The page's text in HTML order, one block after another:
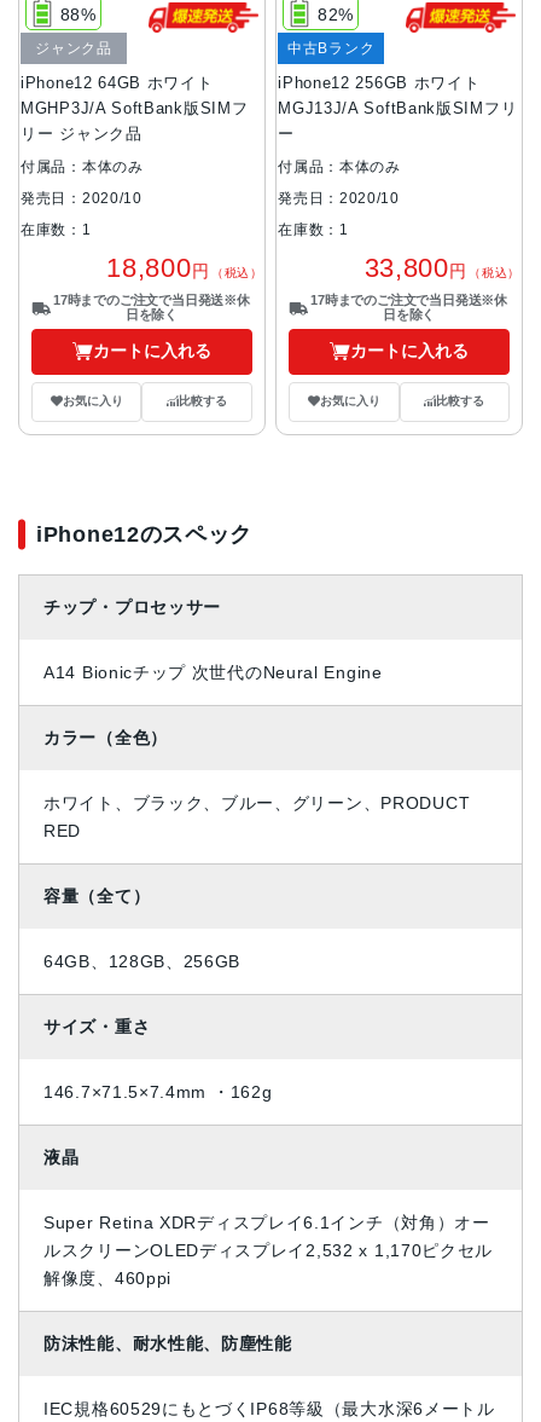
iPhone12 64GB ホワイト
MGHP3J/A SoftBank版SIMフ
リー ジャンク品
88%
ジャンク品
付属品：本体のみ
発売日：2020/10
在庫数：1
18,800円 （税込）
17時までのご注文で当日発送※休
日を除く
カートに入れる
お気に入り 比較する
iPhone12 256GB ホワイト
MGJ13J/A SoftBank版SIMフリ
ー
82%
中古Bランク
付属品：本体のみ
発売日：2020/10
在庫数：1
33,800円 （税込）
17時までのご注文で当日発送※休
日を除く
カートに入れる
お気に入り 比較する
iPhone12のスペック
チップ・プロセッサー
A14 Bionicチップ 次世代のNeural Engine
カラー（全色）
ホワイト、ブラック、ブルー、グリーン、PRODUCT
RED
容量（全て）
64GB、128GB、256GB
サイズ・重さ
146.7×71.5×7.4mm ・162g
液晶
Super Retina XDRディスプレイ6.1インチ（対角）オー
ルスクリーンOLEDディスプレイ2,532 x 1,170ピクセル
解像度、460ppi
防沫性能、耐水性能、防塵性能
IEC規格60529にもとづくIP68等級（最大水深6メートル